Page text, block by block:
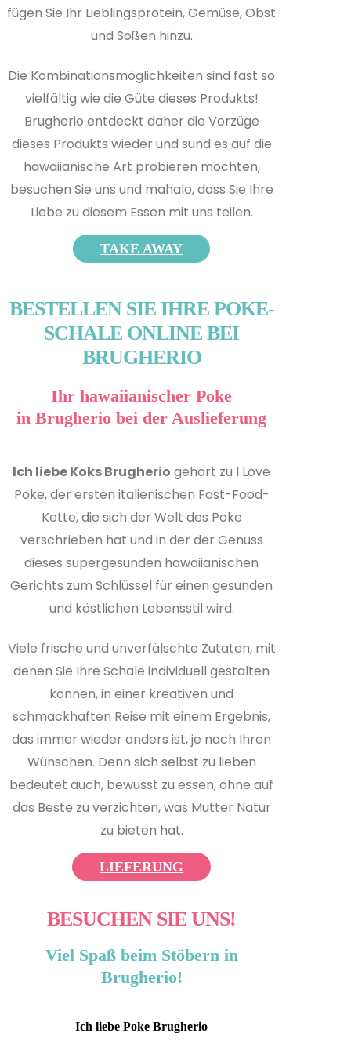
fügen Sie Ihr Lieblingsprotein, Gemüse, Obst
und Soßen hinzu.
Die Kombinationsmöglichkeiten sind fast so
vielfältig wie die Güte dieses Produkts!
Brugherio entdeckt daher die Vorzüge
dieses Produkts wieder und sund es auf die
hawaiianische Art probieren möchten,
besuchen Sie uns und mahalo, dass Sie Ihre
Liebe zu diesem Essen mit uns teilen.
TAKE AWAY
BESTELLEN SIE IHRE POKE-
SCHALE ONLINE BEI
BRUGHERIO
Ihr hawaiianischer Poke
in Brugherio bei der Auslieferung
Ich liebe KoksBrugherio gehört zu I Love
Poke, der ersten italienischen Fast-Food-
Kette, die sich der Welt des Poke
verschrieben hat und in der der Genuss
dieses supergesunden hawaiianischen
Gerichts zum Schlüssel für einen gesunden
und köstlichen Lebensstil wird.
Viele frische und unverfälschte Zutaten, mit
denen Sie Ihre Schale individuell gestalten
können, in einer kreativen und
schmackhaften Reise mit einem Ergebnis,
das immer wieder anders ist, je nach Ihren
Wünschen. Denn sich selbst zu lieben
bedeutet auch, bewusst zu essen, ohne auf
das Beste zu verzichten, was Mutter Natur
zu bieten hat.
LIEFERUNG
BESUCHEN SIE UNS!
Viel Spaß beim Stöbern in
Brugherio!
Ich liebe Poke Brugherio